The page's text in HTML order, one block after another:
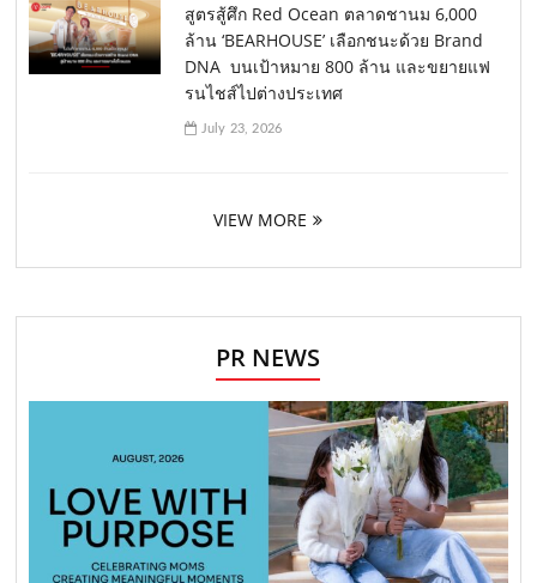
สูตรสู้ศึก Red Ocean ตลาดชานม 6,000
ล้าน ‘BEARHOUSE’ เลือกชนะด้วย Brand
DNA บนเป้าหมาย 800 ล้าน และขยายแฟ
รนไชส์ไปต่างประเทศ
July 23, 2026
VIEW MORE
PR NEWS